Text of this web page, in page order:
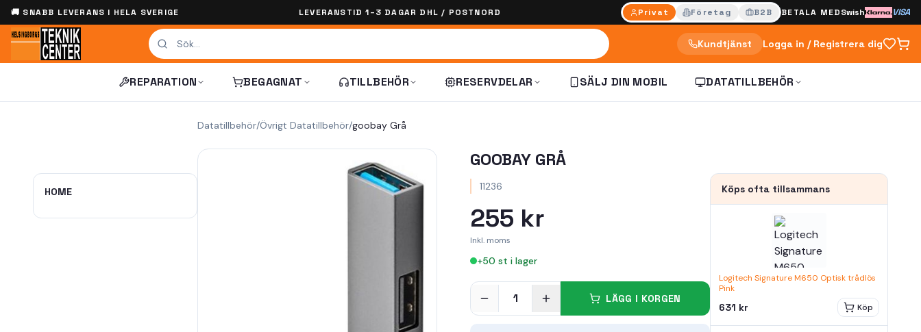
🚚 SNABB LEVERANS I HELA SVERIGE LEVERANSTID 1–3 DAGAR DHL / POSTNORD Privat Företag B2B BETALA MEDSwish VISA
Kundtjänst Logga in / Registrera dig
REPARATION BEGAGNAT TILLBEHÖR RESERVDELAR SÄLJ DIN MOBIL DATATILLBEHÖR
HOME
Datatillbehör/Övrigt Datatillbehör/goobay Grå
GOOBAY GRÅ
11236
255 kr
Inkl. moms
+50 st i lager
1 LÄGG I KORGEN
Köps ofta tillsammans
Logitech Signature M650 Optisk trådlös
Pink
631 kr Köp